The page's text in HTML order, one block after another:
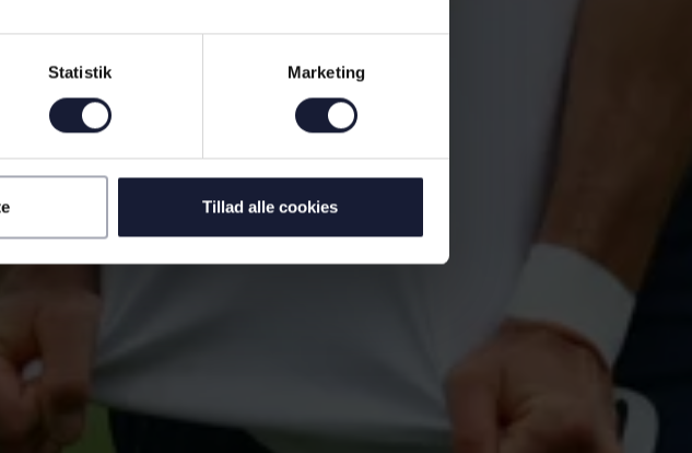
Statistik Marketing
Tillad alle cookies